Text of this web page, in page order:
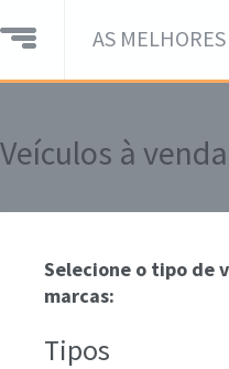
Veículos à
Selecione o tipo de
marcas:
Tipos